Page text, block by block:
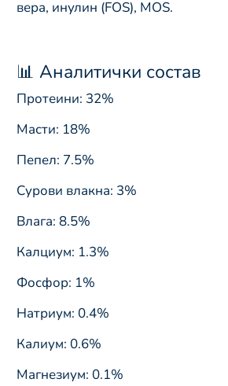
вера, инулин (FOS), MOS.
📊 Аналитички состав
Протеини: 32%
Масти: 18%
Пепел: 7.5%
Сурови влакна: 3%
Влага: 8.5%
Калциум: 1.3%
Фосфор: 1%
Натриум: 0.4%
Калиум: 0.6%
Магнезиум: 0.1%